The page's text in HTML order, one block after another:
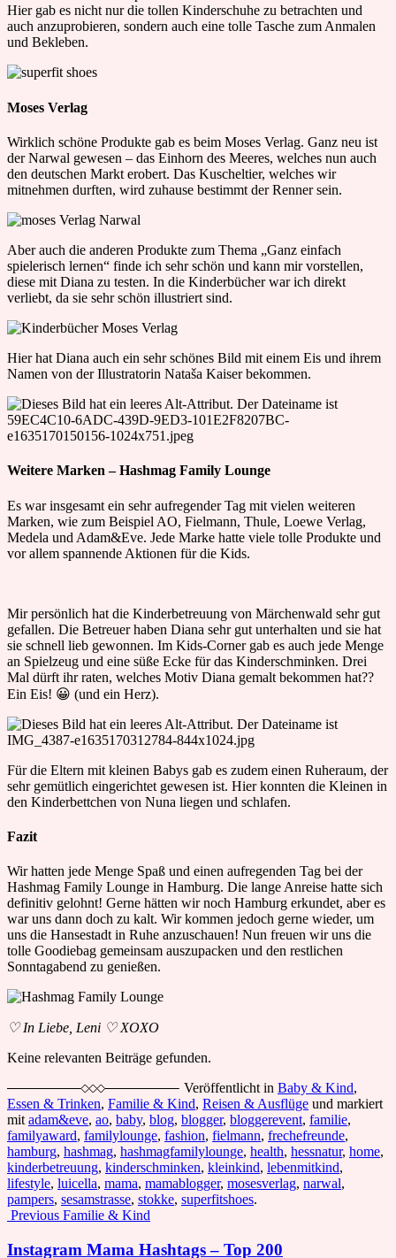
Hier gab es nicht nur die tollen Kinderschuhe zu betrachten und
auch anzuprobieren, sondern auch eine tolle Tasche zum Anmalen
und Bekleben.
Moses Verlag
Wirklich schöne Produkte gab es beim Moses Verlag. Ganz neu ist
der Narwal gewesen – das Einhorn des Meeres, welches nun auch
den deutschen Markt erobert. Das Kuscheltier, welches wir
mitnehmen durften, wird zuhause bestimmt der Renner sein.
Aber auch die anderen Produkte zum Thema „Ganz einfach
spielerisch lernen“ finde ich sehr schön und kann mir vorstellen,
diese mit Diana zu testen. In die Kinderbücher war ich direkt
verliebt, da sie sehr schön illustriert sind.
Hier hat Diana auch ein sehr schönes Bild mit einem Eis und ihrem
Namen von der Illustratorin Nataša Kaiser bekommen.
Weitere Marken – Hashmag Family Lounge
Es war insgesamt ein sehr aufregender Tag mit vielen weiteren
Marken, wie zum Beispiel AO, Fielmann, Thule, Loewe Verlag,
Medela und Adam&Eve. Jede Marke hatte viele tolle Produkte und
vor allem spannende Aktionen für die Kids.
Mir persönlich hat die Kinderbetreuung von Märchenwald sehr gut
gefallen. Die Betreuer haben Diana sehr gut unterhalten und sie hat
sie schnell lieb gewonnen. Im Kids-Corner gab es auch jede Menge
an Spielzeug und eine süße Ecke für das Kinderschminken. Drei
Mal dürft ihr raten, welches Motiv Diana gemalt bekommen hat??
Ein Eis! 😀 (und ein Herz).
Für die Eltern mit kleinen Babys gab es zudem einen Ruheraum, der
sehr gemütlich eingerichtet gewesen ist. Hier konnten die Kleinen in
den Kinderbettchen von Nuna liegen und schlafen.
Fazit
Wir hatten jede Menge Spaß und einen aufregenden Tag bei der
Hashmag Family Lounge in Hamburg. Die lange Anreise hatte sich
definitiv gelohnt! Gerne hätten wir noch Hamburg erkundet, aber es
war uns dann doch zu kalt. Wir kommen jedoch gerne wieder, um
uns die Hansestadt in Ruhe anzuschauen! Nun freuen wir uns die
tolle Goodiebag gemeinsam auszupacken und den restlichen
Sonntagabend zu genießen.
♡ In Liebe, Leni ♡ XOXO
Keine relevanten Beiträge gefunden.
Veröffentlicht in Baby & Kind,
Essen & Trinken, Familie & Kind, Reisen & Ausflüge und markiert
mit adam&eve, ao, baby, blog, blogger, bloggerevent, familie,
familyaward, familylounge, fashion, fielmann, frechefreunde,
hamburg, hashmag, hashmagfamilylounge, health, hessnatur, home,
kinderbetreuung, kinderschminken, kleinkind, lebenmitkind,
lifestyle, luicella, mama, mamablogger, mosesverlag, narwal,
pampers, sesamstrasse, stokke, superfitshoes.
Post
navigation
Previous Familie & Kind
Instagram Mama Hashtags – Top 200